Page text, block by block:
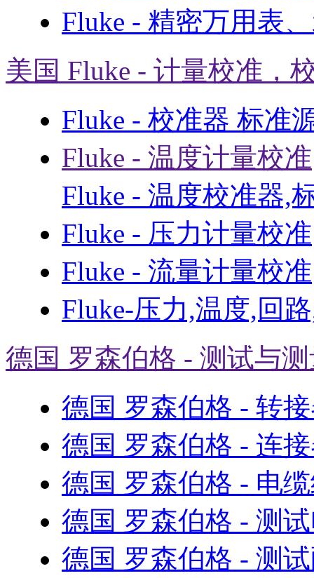
Fluke - 精密万用表
美国 Fluke - 计量校准，
Fluke - 校准器 标准
Fluke - 温度计量校准
Fluke - 温度校准器,
Fluke - 压力计量校准
Fluke - 流量计量校准
Fluke-压力,温度,回
德国 罗森伯格 - 测试与
德国 罗森伯格 - 转
德国 罗森伯格 - 连
德国 罗森伯格 - 电
德国 罗森伯格 - 测
德国 罗森伯格 - 测